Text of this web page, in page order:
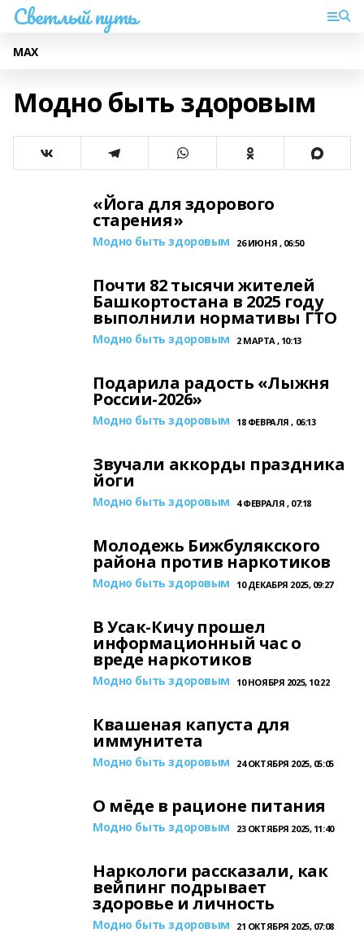
Светлый путь
МАХ
Модно быть здоровым
«Йога для здорового
старения»
Модно быть здоровым 26 ИЮНЯ , 06:50
Почти 82 тысячи жителей
Башкортостана в 2025 году
выполнили нормативы ГТО
Модно быть здоровым 2 МАРТА , 10:13
Подарила радость «Лыжня
России-2026»
Модно быть здоровым 18 ФЕВРАЛЯ , 06:13
Звучали аккорды праздника
йоги
Модно быть здоровым 4 ФЕВРАЛЯ , 07:18
Молодежь Бижбулякского
района против наркотиков
Модно быть здоровым 10 ДЕКАБРЯ 2025, 09:27
В Усак-Кичу прошел
информационный час о
вреде наркотиков
Модно быть здоровым 10 НОЯБРЯ 2025, 10:22
Квашеная капуста для
иммунитета
Модно быть здоровым 24 ОКТЯБРЯ 2025, 05:05
О мёде в рационе питания
Модно быть здоровым 23 ОКТЯБРЯ 2025, 11:40
Наркологи рассказали, как
вейпинг подрывает
здоровье и личность
Модно быть здоровым 21 ОКТЯБРЯ 2025, 07:08